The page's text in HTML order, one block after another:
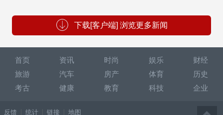
下载[客户端] 浏览更多新闻
首页 资讯 时尚 娱乐
财经
旅游
汽车 房产 体育
历史
考古
健康 教育 科技 企业
反馈 统计 链接 地图